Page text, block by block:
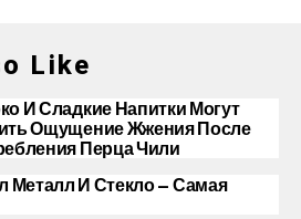
Like
И Сладкие Напитки Могут
Ощущение Жжения После
Перца Чили
Металл И Стекло — Самая